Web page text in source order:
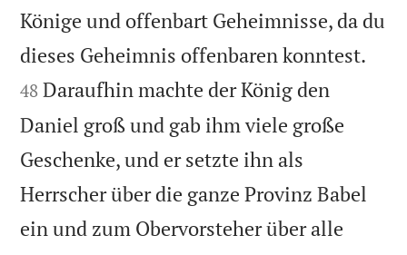
Könige und offenbart Geheimnisse, da du
dieses Geheimnis offenbaren konntest.
48 Daraufhin machte der König den
Daniel groß und gab ihm viele große
Geschenke, und er setzte ihn als
Herrscher über die ganze Provinz Babel
ein und zum Obervorsteher über alle